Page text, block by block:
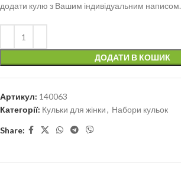
додати кулю з Вашим індивідуальним написом.
ДОДАТИ В КОШИК
Артикул: 140063
Категорії: Кульки для жінки, Набори кульок
Share: